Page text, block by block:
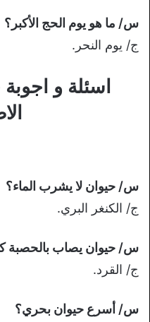
س/ ما هو يوم الحج الأكبر؟
ج/ يوم النحر.
اسئلة و
س/ حيوان لا يشرب الماء؟
ج/ الكنغر البري.
س/ حيوان يصاب بالحصبة
ج/ القرد.
س/ أسرع حيوان بحري؟